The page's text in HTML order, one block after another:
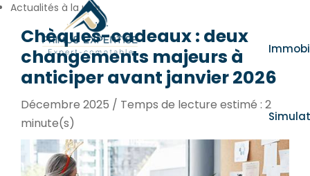
Actualités à la une
Chèques-cadeaux : deux
changements majeurs à
anticiper avant janvier 2026
Décembre 2025 / Temps de lecture estimé : 2
minute(s)